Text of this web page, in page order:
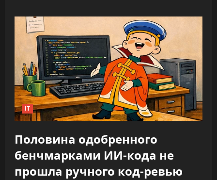
а
увеличивает
время
на
каждую
задачу
—
до
346%
IT
Половина одобренного
бенчмарками ИИ-кода не
прошла ручного код-ревью